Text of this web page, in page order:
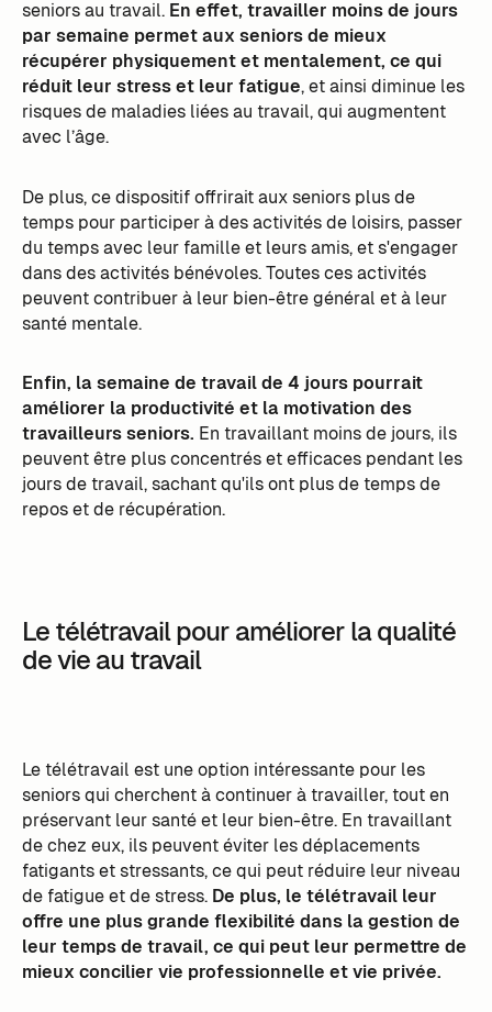
seniors au travail. En effet, travailler moins de jours
par semaine permet aux seniors de mieux
récupérer physiquement et mentalement, ce qui
réduit leur stress et leur fatigue, et ainsi diminue les
risques de maladies liées au travail, qui augmentent
avec l’âge.
De plus, ce dispositif offrirait aux seniors plus de
temps pour participer à des activités de loisirs, passer
du temps avec leur famille et leurs amis, et s'engager
dans des activités bénévoles. Toutes ces activités
peuvent contribuer à leur bien-être général et à leur
santé mentale.
Enfin, la semaine de travail de 4 jours pourrait
améliorer la productivité et la motivation des
travailleurs seniors. En travaillant moins de jours, ils
peuvent être plus concentrés et efficaces pendant les
jours de travail, sachant qu'ils ont plus de temps de
repos et de récupération.
Le télétravail pour améliorer la qualité
de vie au travail
Le télétravail est une option intéressante pour les
seniors qui cherchent à continuer à travailler, tout en
préservant leur santé et leur bien-être. En travaillant
de chez eux, ils peuvent éviter les déplacements
fatigants et stressants, ce qui peut réduire leur niveau
de fatigue et de stress. De plus, le télétravail leur
offre une plus grande flexibilité dans la gestion de
leur temps de travail, ce qui peut leur permettre de
mieux concilier vie professionnelle et vie privée.